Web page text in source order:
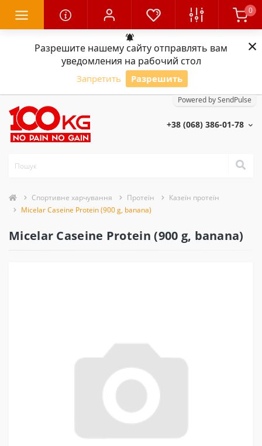
Разрешите нашему сайту отправлять вам
уведомления на рабочий стол
Запретить Разрешить
Powered by SendPulse
×
0
+38 (068) 386-01-78
Спортивне харчування Протеїн
Казеїн протеїн
Micelar Caseine Protein (900 g, banana)
Micelar Caseine Protein (900 g, banana)